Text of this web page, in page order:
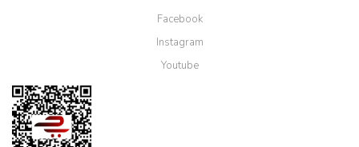
Facebook
Instagram
Youtube